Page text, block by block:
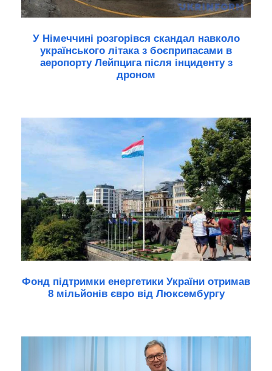
У Німеччині розгорівся скандал навколо
українського літака з боєприпасами в
аеропорту Лейпцига після інциденту з
дроном
Фонд підтримки енергетики України отримав
8 мільйонів євро від Люксембургу